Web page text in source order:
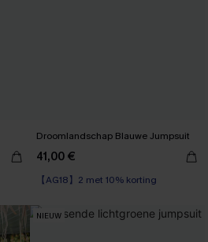
Droomlandschap Blauwe Jumpsuit
41,00 €
【AG18】2 met 10% korting
NIEUW